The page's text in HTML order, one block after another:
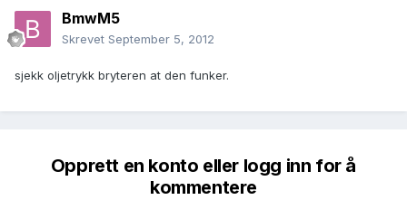
BmwM5
Skrevet September 5, 2012
sjekk oljetrykk bryteren at den funker.
Opprett en konto eller logg inn for å
kommentere